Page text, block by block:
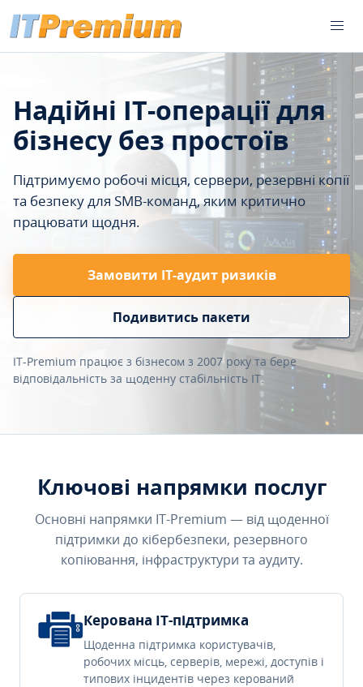
Надійні IT-операції для
бізнесу без простоїв
Підтримуємо робочі місця, сервери, резервні копії
та безпеку для SMB-команд, яким критично
працювати щодня.
Замовити ІТ-аудит ризиків
Подивитись пакети
IT-Premium працює з бізнесом з 2007 року та бере
відповідальність за щоденну стабільність IT.
Ключові напрямки послуг
Основні напрямки IT-Premium — від щоденної
підтримки до кібербезпеки, резервного
копіювання, інфраструктури та аудиту.
Керована IT-підтримка
Щоденна підтримка користувачів,
робочих місць, серверів, мережі, доступів і
типових інцидентів через керований